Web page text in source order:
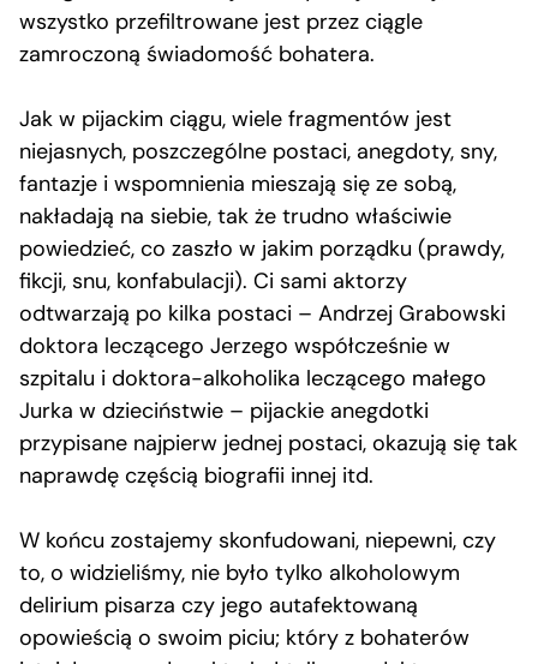
wszystko przefiltrowane jest przez ciągle
zamroczoną świadomość bohatera.
Jak w pijackim ciągu, wiele fragmentów jest
niejasnych, poszczególne postaci, anegdoty, sny,
fantazje i wspomnienia mieszają się ze sobą,
nakładają na siebie, tak że trudno właściwie
powiedzieć, co zaszło w jakim porządku (prawdy,
fikcji, snu, konfabulacji). Ci sami aktorzy
odtwarzają po kilka postaci – Andrzej Grabowski
doktora leczącego Jerzego współcześnie w
szpitalu i doktora-alkoholika leczącego małego
Jurka w dzieciństwie – pijackie anegdotki
przypisane najpierw jednej postaci, okazują się tak
naprawdę częścią biografii innej itd.
W końcu zostajemy skonfudowani, niepewni, czy
to, o widzieliśmy, nie było tylko alkoholowym
delirium pisarza czy jego autafektowaną
opowieścią o swoim piciu; który z bohaterów